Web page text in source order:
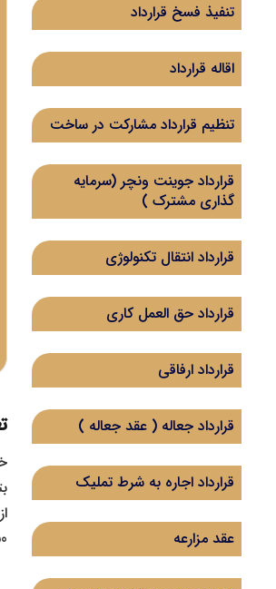
تنفیذ فسخ قرارداد
اقاله قرارداد
تنظیم قرارداد مشارکت در ساخت
قرارداد جوینت ونچر (سرمایه
گذاری مشترک )
قرارداد انتقال تکنولوژی
قرارداد حق العمل کاری
قرارداد ارفاقی
قرارداد جعاله ( عقد جعاله )
قرارداد اجاره به شرط تملیک
عقد مزارعه
450